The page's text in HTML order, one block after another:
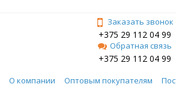
Заказать звонок
+375 29 112 04 99
Обратная связь
+375 29 112 04 99
О компании Оптовым покупателям